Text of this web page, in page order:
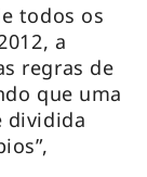
todos os
a
regras de
que uma
dividida